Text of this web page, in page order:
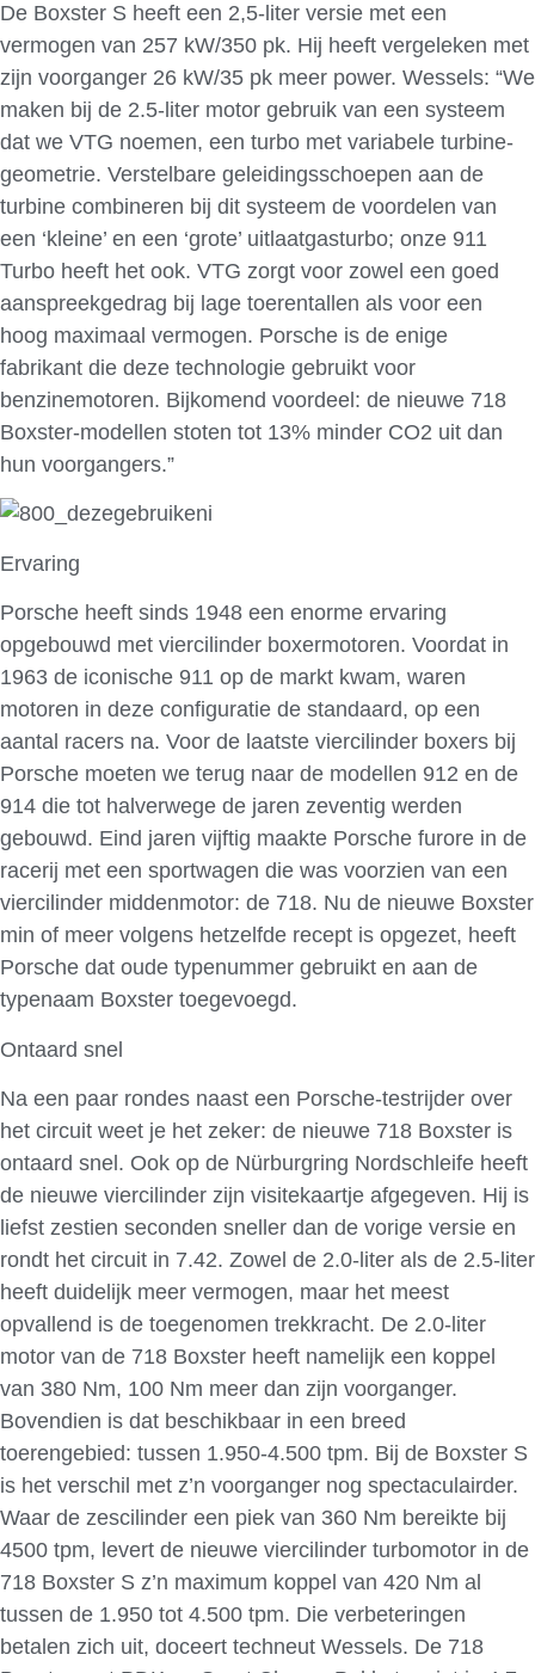
De Boxster S heeft een 2,5-liter versie met een
vermogen van 257 kW/350 pk. Hij heeft vergeleken met
zijn voorganger 26 kW/35 pk meer power. Wessels: “We
maken bij de 2.5-liter motor gebruik van een systeem
dat we VTG noemen, een turbo met variabele turbine-
geometrie. Verstelbare geleidingsschoepen aan de
turbine combineren bij dit systeem de voordelen van
een ‘kleine’ en een ‘grote’ uitlaatgasturbo; onze 911
Turbo heeft het ook. VTG zorgt voor zowel een goed
aanspreekgedrag bij lage toerentallen als voor een
hoog maximaal vermogen. Porsche is de enige
fabrikant die deze technologie gebruikt voor
benzinemotoren. Bijkomend voordeel: de nieuwe 718
Boxster-modellen stoten tot 13% minder CO2 uit dan
hun voorgangers.”
Ervaring
Porsche heeft sinds 1948 een enorme ervaring
opgebouwd met viercilinder boxermotoren. Voordat in
1963 de iconische 911 op de markt kwam, waren
motoren in deze configuratie de standaard, op een
aantal racers na. Voor de laatste viercilinder boxers bij
Porsche moeten we terug naar de modellen 912 en de
914 die tot halverwege de jaren zeventig werden
gebouwd. Eind jaren vijftig maakte Porsche furore in de
racerij met een sportwagen die was voorzien van een
viercilinder middenmotor: de 718. Nu de nieuwe Boxster
min of meer volgens hetzelfde recept is opgezet, heeft
Porsche dat oude typenummer gebruikt en aan de
typenaam Boxster toegevoegd.
Ontaard snel
Na een paar rondes naast een Porsche-testrijder over
het circuit weet je het zeker: de nieuwe 718 Boxster is
ontaard snel. Ook op de Nürburgring Nordschleife heeft
de nieuwe viercilinder zijn visitekaartje afgegeven. Hij is
liefst zestien seconden sneller dan de vorige versie en
rondt het circuit in 7.42. Zowel de 2.0-liter als de 2.5-liter
heeft duidelijk meer vermogen, maar het meest
opvallend is de toegenomen trekkracht. De 2.0-liter
motor van de 718 Boxster heeft namelijk een koppel
van 380 Nm, 100 Nm meer dan zijn voorganger.
Bovendien is dat beschikbaar in een breed
toerengebied: tussen 1.950-4.500 tpm. Bij de Boxster S
is het verschil met z’n voorganger nog spectaculairder.
Waar de zescilinder een piek van 360 Nm bereikte bij
4500 tpm, levert de nieuwe viercilinder turbomotor in de
718 Boxster S z’n maximum koppel van 420 Nm al
tussen de 1.950 tot 4.500 tpm. Die verbeteringen
betalen zich uit, doceert techneut Wessels. De 718